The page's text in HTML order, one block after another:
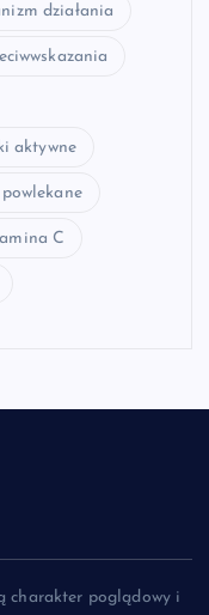
działania
aktywne
C
charakter poglądowy i